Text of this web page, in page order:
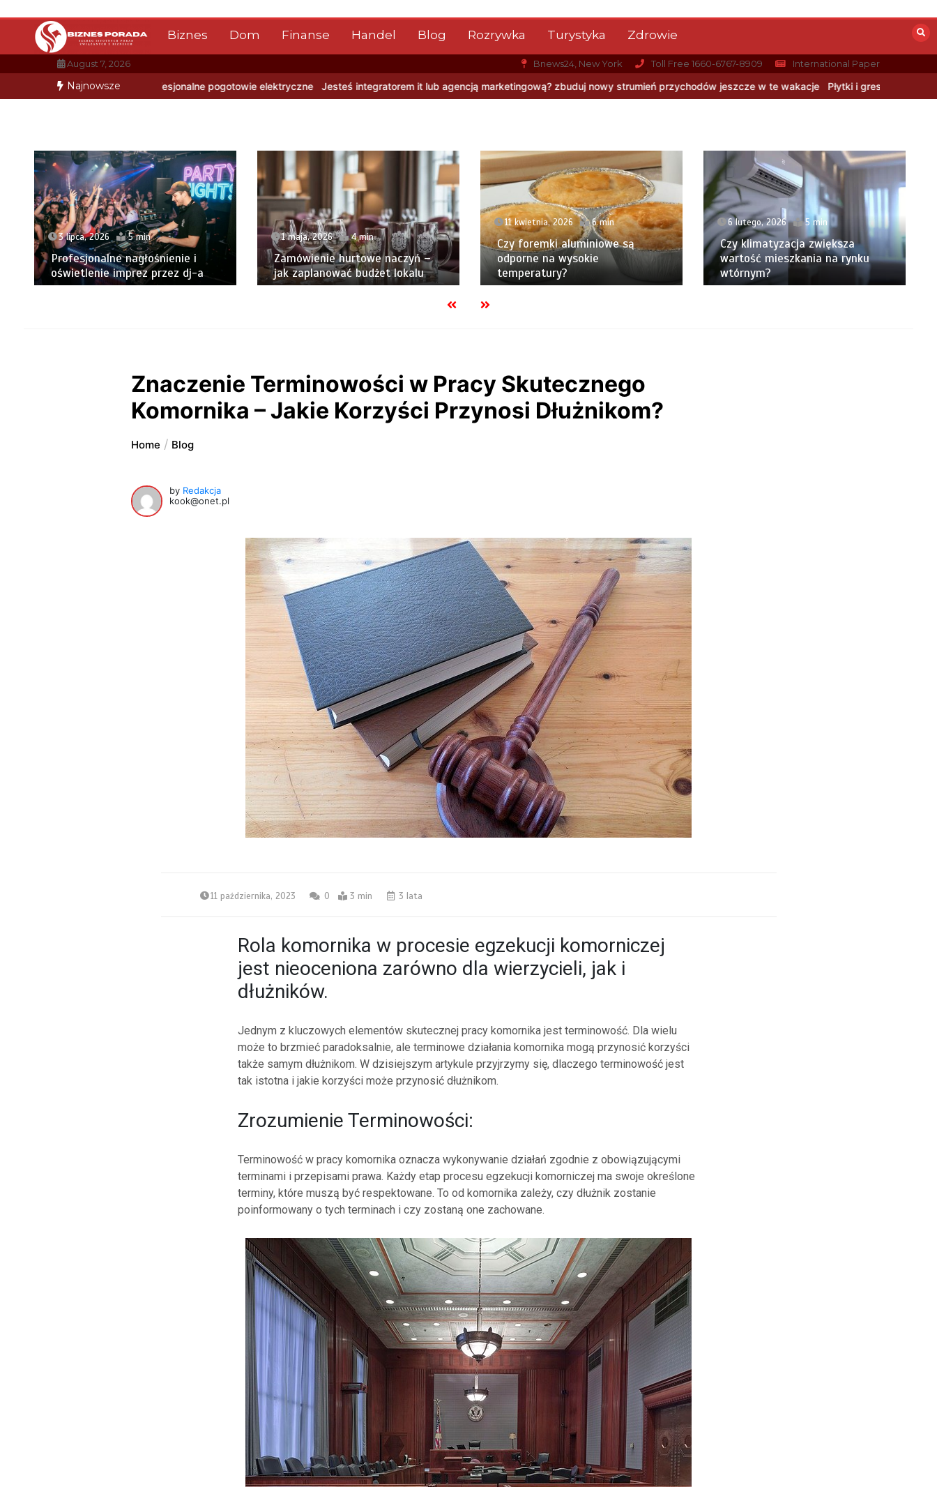
content
Biznes Dom Finanse Handel Blog Rozrywka Turystyka Zdrowie
August 7, 2026 Bnews24, New York Toll Free 1660-6767-8909 International Paper
Najnowsze
profesjonalne pogotowie elektryczne Jesteś integratorem it lub agencją marketingową? zbuduj nowy strumień przychodów jeszcze w te wakacje Płytki i gres geometryczny: Matematyczna
3 lipca, 2026 5 min
Profesjonalne nagłośnienie i
oświetlenie imprez przez dj-a
1 maja, 2026 4 min
Zamówienie hurtowe naczyń –
jak zaplanować budżet lokalu
11 kwietnia, 2026 6 min
Czy foremki aluminiowe są
odporne na wysokie
temperatury?
6 lutego, 2026 5 min
Czy klimatyzacja zwiększa
wartość mieszkania na rynku
wtórnym?
Znaczenie Terminowości w Pracy Skutecznego
Komornika – Jakie Korzyści Przynosi Dłużnikom?
Home Blog
by Redakcja
kook@onet.pl
11 października, 2023 0 3 min 3 lata
Rola komornika w procesie egzekucji komorniczej
jest nieoceniona zarówno dla wierzycieli, jak i
dłużników.
Jednym z kluczowych elementów skutecznej pracy komornika jest terminowość. Dla wielu
może to brzmieć paradoksalnie, ale terminowe działania komornika mogą przynosić korzyści
także samym dłużnikom. W dzisiejszym artykule przyjrzymy się, dlaczego terminowość jest
tak istotna i jakie korzyści może przynosić dłużnikom.
Zrozumienie Terminowości:
Terminowość w pracy komornika oznacza wykonywanie działań zgodnie z obowiązującymi
terminami i przepisami prawa. Każdy etap procesu egzekucji komorniczej ma swoje określone
terminy, które muszą być respektowane. To od komornika zależy, czy dłużnik zostanie
poinformowany o tych terminach i czy zostaną one zachowane.